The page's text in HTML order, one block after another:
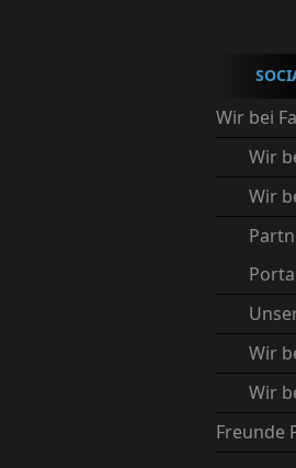
Wir bei
Wir
Wir
Wir
Wir
Freunde